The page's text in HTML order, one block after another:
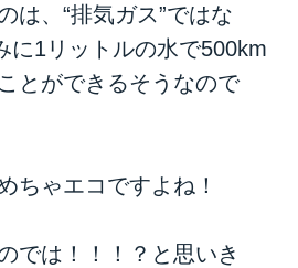
は、“排気ガス”ではな
に1リットルの水で500km
とができるそうなので
ちゃエコですよね！
では！！！？と思いき